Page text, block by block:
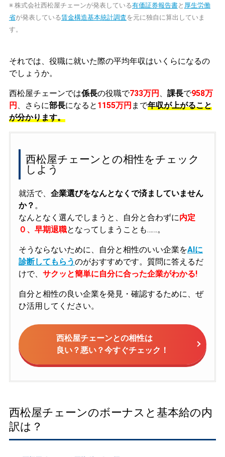
※ 株式会社西松屋チェーンが発表している有価証券報告書と 厚生労働
省が発表している賃金構造基本統計調査を元に独自に算出していま
す。
それでは、役職に就いた際の平均年収はいくらになるの
でしょうか。
西松屋チェーンでは係長の役職で733万円 課長で958万
円
、さらに部長になると 1155万円 まで年収が上がること
が分かります。
西松屋チェーンとの相性をチェック
しよう
就活で、 企業選びをなんとなくで済ましていません
か？ 。
なんとなく選んでしまうと、自分と合わずに内定
０、早期退職となってしまうことも……。
そうならないために、自分と相性のいい企業をAIに
診断してもらうのがおすすめです。質問に答えるだ
けで、 サクッと簡単に自分に合った企業がわかる!
自分と相性の良い企業を発見・確認するために、ぜ
ひ活用してください。
西松屋チェーンとの相性は
良い？悪い？今すぐチェック！
西松屋チェーンのボーナスと基本給の内
訳は？